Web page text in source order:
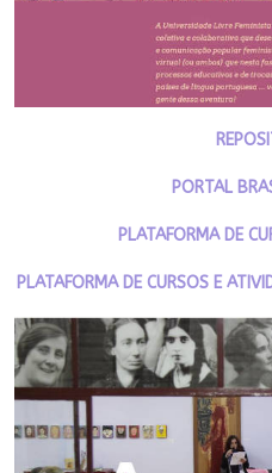
PORTAL
PLATAFORMA DE
PLATAFORMA DE CURSOS E